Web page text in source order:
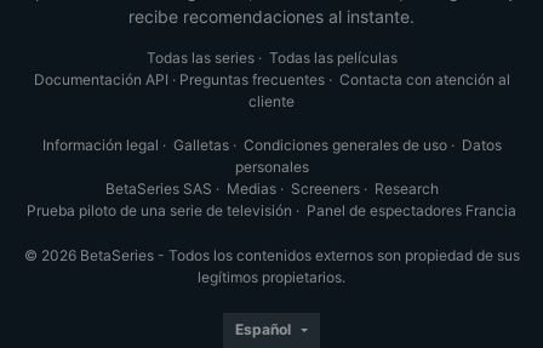
recibe recomendaciones al instante.
Todas las series· Todas las películas
Documentación API · Preguntas frecuentes· Contacta con atención al
cliente
Información legal · Galletas· Condiciones generales de uso· Datos
personales
BetaSeries SAS · Medias· Screeners· Research
Prueba piloto de una serie de televisión · Panel de espectadores Francia
© 2026 BetaSeries - Todos los contenidos externos son propiedad de sus
legítimos propietarios.
Español